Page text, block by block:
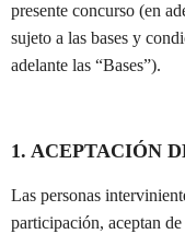
presente concurso (en
sujeto a las bases y
adelante las “Bases”).
1. ACEPTACIÓN
Las personas
participación, aceptan